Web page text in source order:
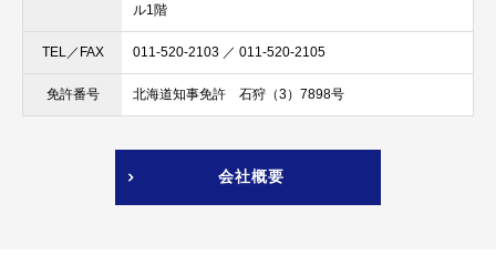
ル1階
TEL／FAX 011-520-2103 ／ 011-520-2105
免許番号 北海道知事免許 石狩（3）7898号
会社概要